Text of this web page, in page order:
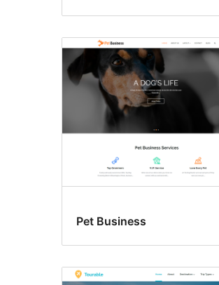
Pet Business